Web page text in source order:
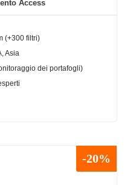
Access
(+300 filtri)
Asia
dei portafogli)
-20%